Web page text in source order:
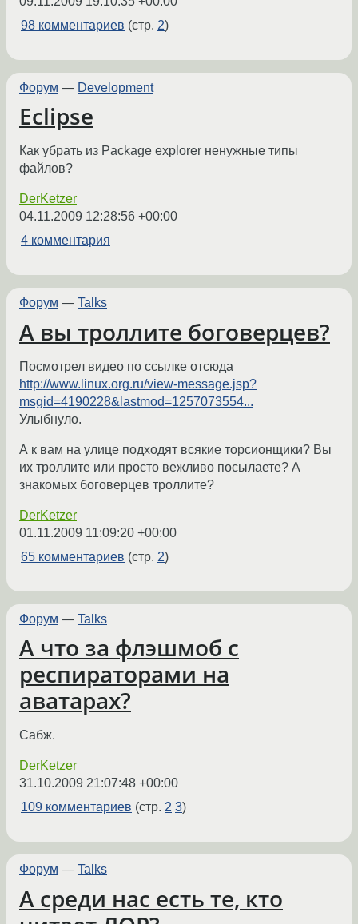
98 комментариев (стр. 2)
Форум — Development
Eclipse
Как убрать из Package explorer ненужные типы
файлов?
DerKetzer
04.11.2009 12:28:56 +00:00
4 комментария
Форум — Talks
А вы троллите боговерцев?
Посмотрел видео по ссылке отсюда
http://www.linux.org.ru/view-message.jsp?
msgid=4190228&lastmod=1257073554...
Улыбнуло.
А к вам на улице подходят всякие торсионщики? Вы
их троллите или просто вежливо посылаете? А
знакомых боговерцев троллите?
DerKetzer
01.11.2009 11:09:20 +00:00
65 комментариев (стр. 2)
Форум — Talks
А что за флэшмоб с
респираторами на
аватарах?
Сабж.
DerKetzer
31.10.2009 21:07:48 +00:00
109 комментариев (стр. 2 3)
Форум — Talks
А среди нас есть те, кто